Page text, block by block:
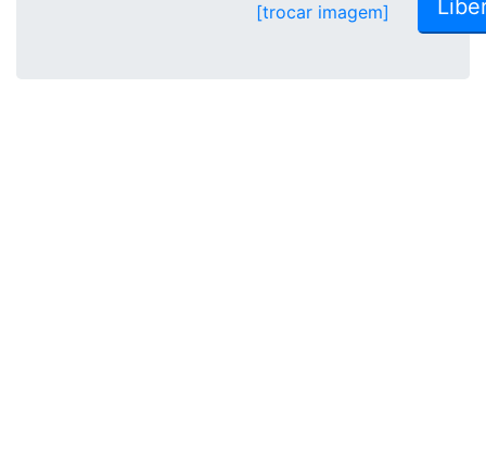
[trocar imagem]